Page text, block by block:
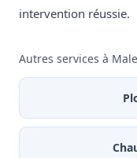
intervention réussie.
Autres services à